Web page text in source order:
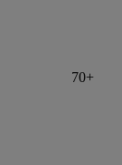
70+